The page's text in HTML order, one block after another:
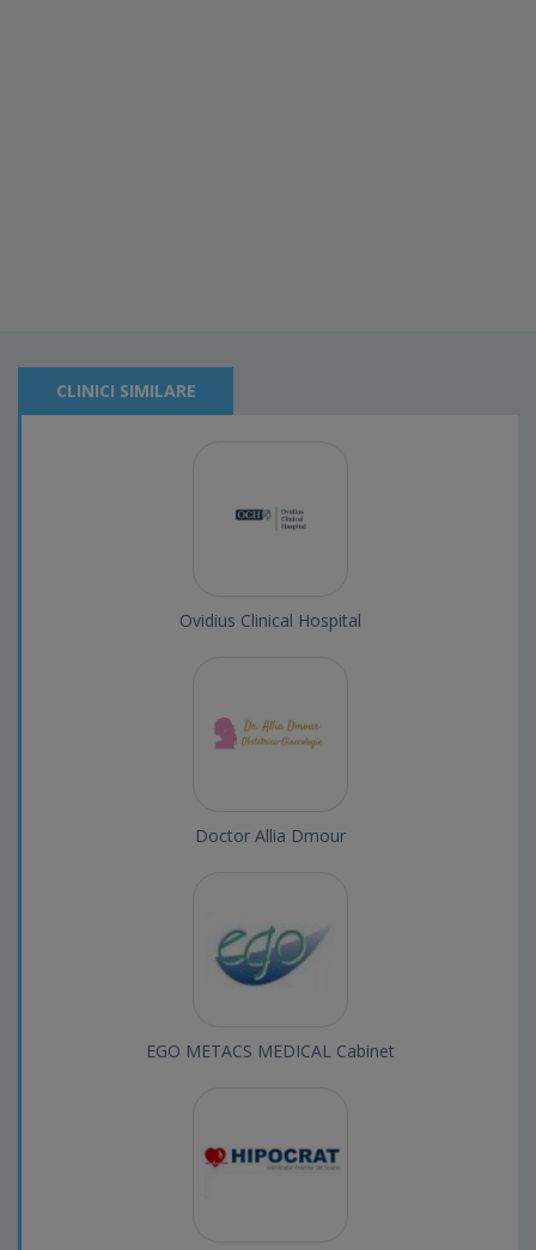
CLINICI SIMILARE
Ovidius Clinical Hospital
Doctor Allia Dmour
EGO METACS MEDICAL Cabinet